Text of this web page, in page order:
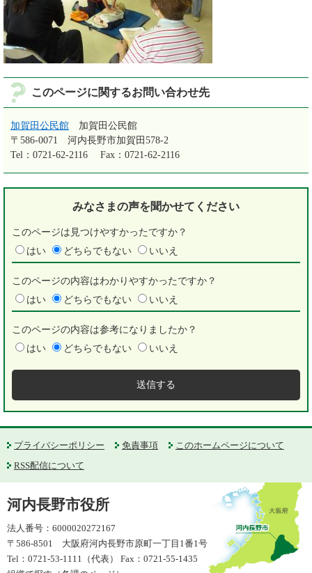
このページに関するお問い合わせ先
加賀田公民館
加賀田公民館
〒586-0071
河内長野市加賀田578-2
Tel：0721-62-2116
Fax：0721-62-2116
みなさまの声を聞かせてください
このページは見つけやすかったですか？
はい
どちらでもない いいえ
このページの内容はわかりやすかったですか？
はい
どちらでもない いいえ
このページの内容は参考になりましたか？
はい
どちらでもない いいえ
プライバシーポリシー 免責事項
このホームページについて
RSS配信について
河内長野市役所
法人番号：6000020272167
〒586-8501 大阪府河内長野市原町一丁目1番1号
Tel：0721-53-1111（代表） Fax：0721-55-1435